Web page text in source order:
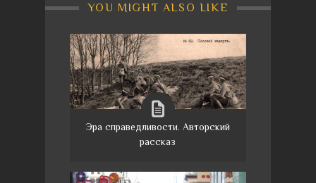
YOU MIGHT ALSO LIKE
Эра справедливости. Авторский
рассказ